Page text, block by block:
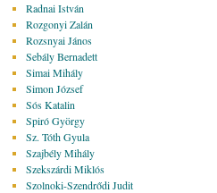
Radnai István
Rozgonyi Zalán
Rozsnyai János
Sebály Bernadett
Simai Mihály
Simon József
Sós Katalin
Spiró György
Sz. Tóth Gyula
Szajbély Mihály
Szekszárdi Miklós
Szolnoki-Szendrődi Judit